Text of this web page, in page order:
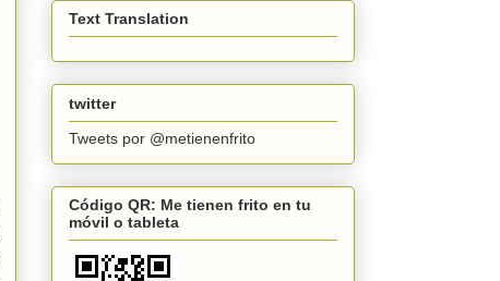
Text Translation
twitter
Tweets por @metienenfrito
Código QR: Me tienen frito en tu
móvil o tableta